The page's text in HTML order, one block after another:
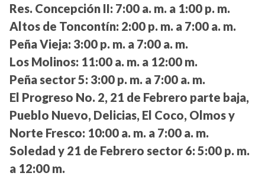
Res. Concepción II: 7:00 a. m. a 1:00 p. m.
Altos de Toncontín: 2:00 p. m. a 7:00 a. m.
Peña Vieja: 3:00 p. m. a 7:00 a. m.
Los Molinos: 11:00 a. m. a 12:00 m.
Peña sector 5: 3:00 p. m. a 7:00 a. m.
El Progreso No. 2, 21 de Febrero parte baja,
Pueblo Nuevo, Delicias, El Coco, Olmos y
Norte Fresco: 10:00 a. m. a 7:00 a. m.
Soledad y 21 de Febrero sector 6: 5:00 p. m.
a 12:00 m.